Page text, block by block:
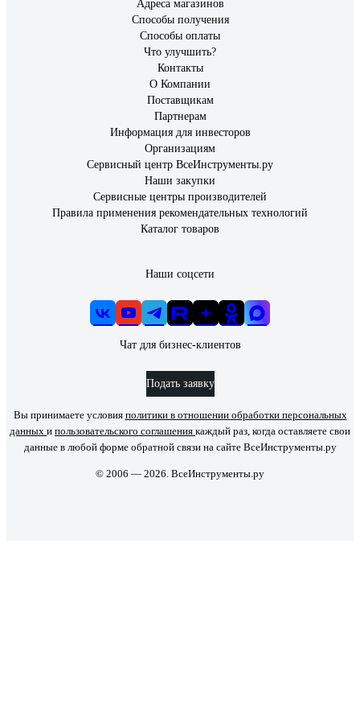
Адреса магазинов
Способы получения
Способы оплаты
Что улучшить?
Контакты
О Компании
Поставщикам
Партнерам
Информация для инвесторов
Организациям
Сервисный центр ВсеИнструменты.ру
Наши закупки
Сервисные центры производителей
Правила применения рекомендательных технологий
Каталог товаров
Наши соцсети
Чат для бизнес-клиентов
Подать заявку
Вы принимаете условия политики в отношении обработки персональных
данных и пользовательского соглашения каждый раз, когда оставляете свои
данные в любой форме обратной связи на сайте ВсеИнструменты.ру
© 2006 — 2026. ВсеИнструменты.ру